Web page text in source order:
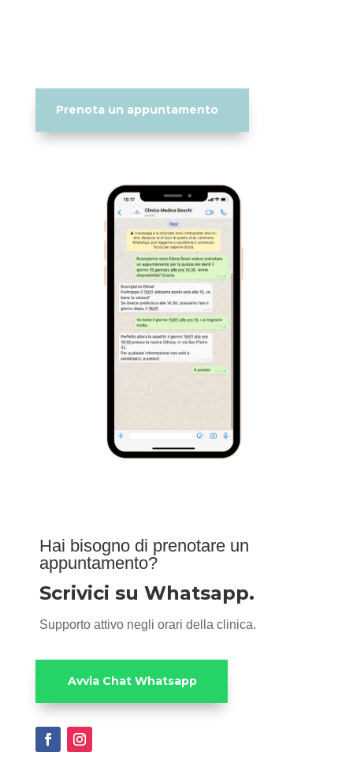
Prenota un appuntamento
Hai bisogno di prenotare un
appuntamento?
Scrivici su Whatsapp.
Supporto attivo negli orari della clinica.
Avvia Chat Whatsapp